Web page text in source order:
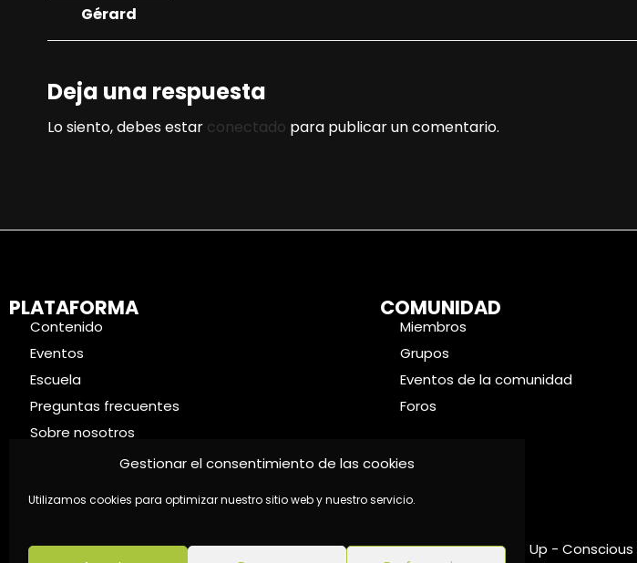
Gestionar el consentimiento de las cookies
Utilizamos cookies para optimizar nuestro sitio web y nuestro servicio.
Gérard
Deja una respuesta
Lo siento, debes estar conectado para publicar un comentario.
PLATAFORMA
Contenido
Eventos
Escuela
Preguntas frecuentes
Sobre nosotros
COMUNIDAD
Miembros
Grupos
Eventos de la comunidad
Foros
©2024 Wake Up -